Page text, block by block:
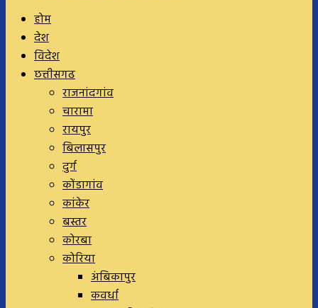
होम
देश
विदेश
छत्तीसगढ
राजनांदगांव
चारामा
रायपुर
बिलासपुर
दुर्ग
कोंडागांव
कांकेर
बस्तर
कोरबा
कोरिया
अंबिकापुर
कवर्धा